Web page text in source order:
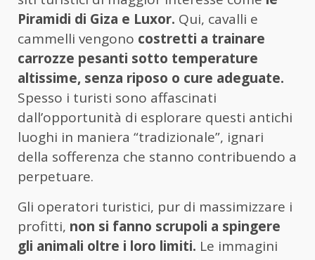
Piramidi di Giza e Luxor. Qui, cavalli e
cammelli vengono costretti a trainare
carrozze pesanti sotto temperature
altissime, senza riposo o cure adeguate.
Spesso i turisti sono affascinati
dall’opportunità di esplorare questi antichi
luoghi in maniera “tradizionale”, ignari
della sofferenza che stanno contribuendo a
perpetuare.
Gli operatori turistici, pur di massimizzare i
profitti, non si fanno scrupoli a spingere
gli animali oltre i loro limiti. Le immagini